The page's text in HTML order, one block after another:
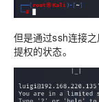
但是通过ssh连接
提权的状态。